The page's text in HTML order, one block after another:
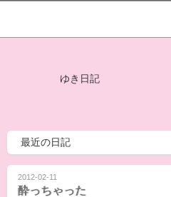
ゆき日記
2012-02-11
酔っちゃった